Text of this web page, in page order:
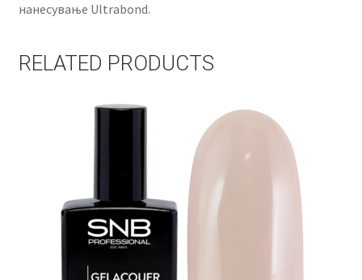
нанесување Ultrabond.
RELATED PRODUCTS